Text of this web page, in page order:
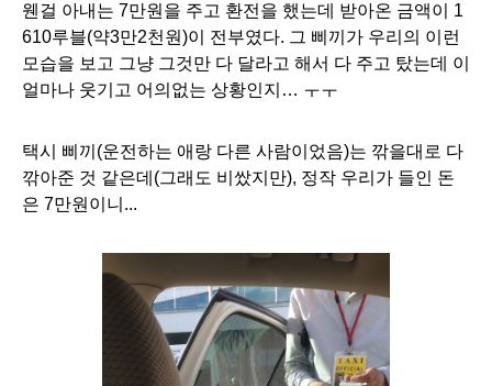
웬걸 아내는 7만원을 주고 환전을 했는데 받아온 금액이 1
610루블(약3만2천원)이 전부였다. 그 삐끼가 우리의 이런
모습을 보고 그냥 그것만 다 달라고 해서 다 주고 탔는데 이
얼마나 웃기고 어의없는 상황인지… ㅜㅜ
택시 삐끼(운전하는 애랑 다른 사람이었음)는 깎을대로 다
깎아준 것 같은데(그래도 비쌌지만), 정작 우리가 들인 돈
은 7만원이니...